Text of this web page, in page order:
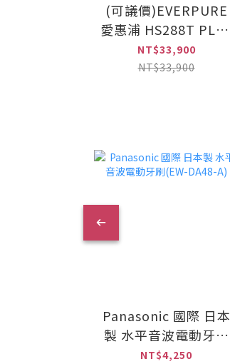
(可議價)EVERPURE
愛惠浦 HS288T PLUS
櫥下型雙溫加熱器(搭
4H2單道式淨水設備)
NT$33,900
NT$33,900
Panasonic 國際 日本
製 水平音波電動牙刷
(EW-DA48-A)
NT$4,250